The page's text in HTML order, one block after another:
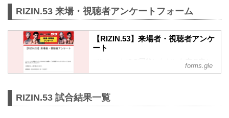
RIZIN.53 来場・視聴者アンケートフォーム
【RIZIN.53】来場者・視聴者アンケ
ート
アンケートにご回答いただいた方の中か
ら抽選で、『出場選手サイン入りポスタ
※回答はお一人様1回となります。
forms.gle
RIZIN.53 試合結果一覧